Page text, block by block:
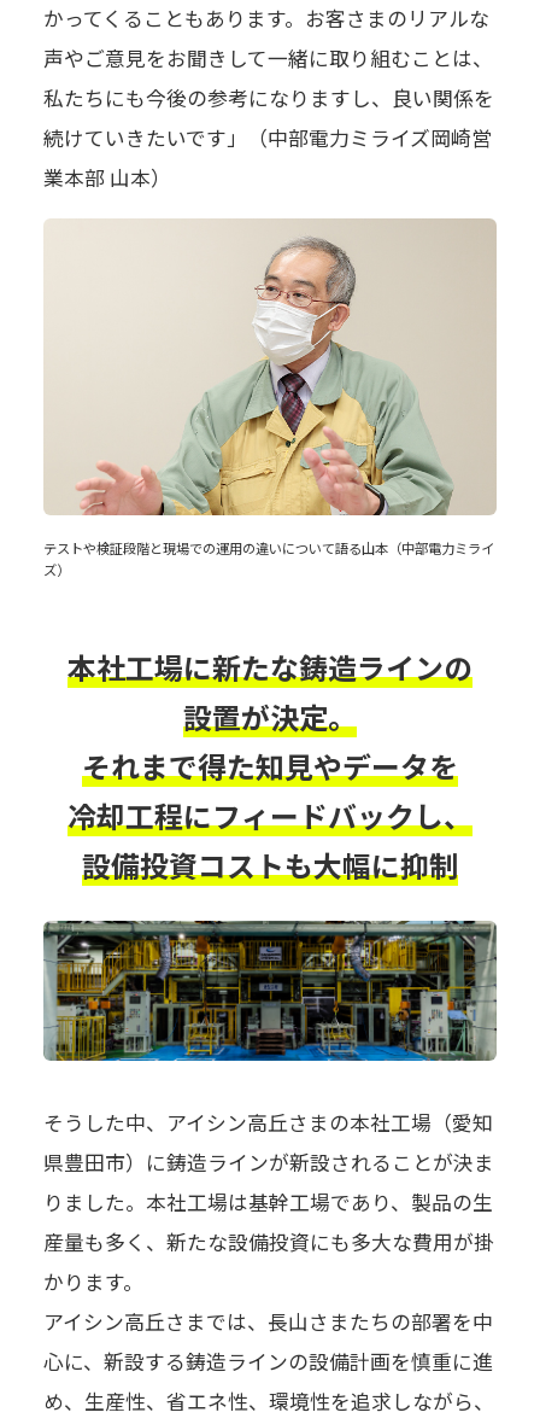
かってくることもあります。お客さまのリアルな
声やご意見をお聞きして一緒に取り組むことは、
私たちにも今後の参考になりますし、良い関係を
続けていきたいです」（中部電力ミライズ岡崎営
業本部 山本）
テストや検証段階と現場での運用の違いについて語る山本（中部電力ミライ
ズ）
本社工場に新たな鋳造ラインの
設置が決定。
それまで得た知見やデータを
冷却工程にフィードバックし、
設備投資コストも大幅に抑制
そうした中、アイシン高丘さまの本社工場（愛知
県豊田市）に鋳造ラインが新設されることが決ま
りました。本社工場は基幹工場であり、製品の生
産量も多く、新たな設備投資にも多大な費用が掛
かります。
アイシン高丘さまでは、長山さまたちの部署を中
心に、新設する鋳造ラインの設備計画を慎重に進
め、生産性、省エネ性、環境性を追求しながら、